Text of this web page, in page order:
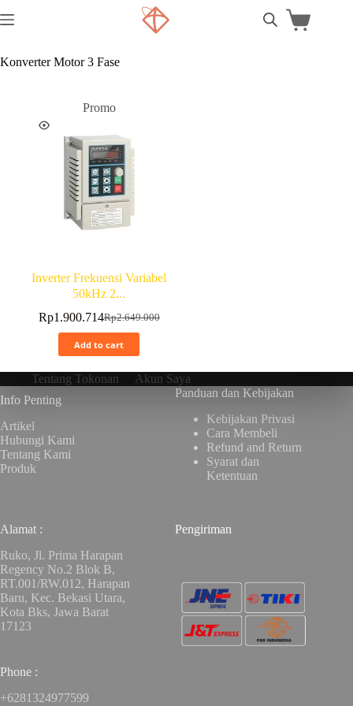
Konverter Motor 3 Fase
Promo
Inverter Frekuensi Variabel
50kHz 2...
Rp2.649.000
Rp1.900.714
Add to cart
Tentang Tokonan
Akun Saya
Info Penting
Artikel
Hubungi Kami
Tentang Kami
Produk
Panduan dan Kebijakan
Kebijakan Privasi
Cara Membeli
Refund and Return
Syarat dan
Ketentuan
Alamat :
Ruko, Jl. Prima Harapan
Regency No.2 Blok B,
RT.001/RW.012, Harapan
Baru, Kec. Bekasi Utara,
Kota Bks, Jawa Barat
17123
Phone :
+6281324977599
Pengiriman